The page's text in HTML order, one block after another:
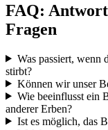
FAQ:
Fragen
Was passiert, wenn
stirbt?
Können wir unser
Wie beeinflusst ein
anderer Erben?
Ist es möglich, das